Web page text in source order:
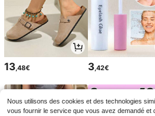
13,48€ 3,42€
Nous utilisons des cookies et des technologies
vous fournir le service que vous avez demandé et